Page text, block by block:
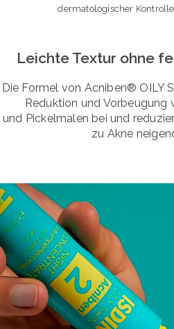
dermatologischer
Leichte Textur ohne
Die Formel von Acniben® OILY
Reduktion und Vorbeugung
und Pickelmalen bei und
zu Akne